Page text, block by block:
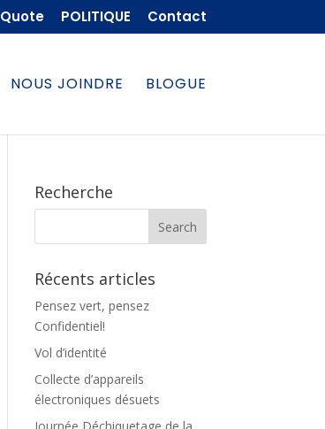
Quote POLITIQUE Contact
NOUS JOINDRE BLOGUE
Recherche
Récents articles
Pensez vert, pensez
Confidentiel!
Vol d’identité
Collecte d’appareils
électroniques désuets